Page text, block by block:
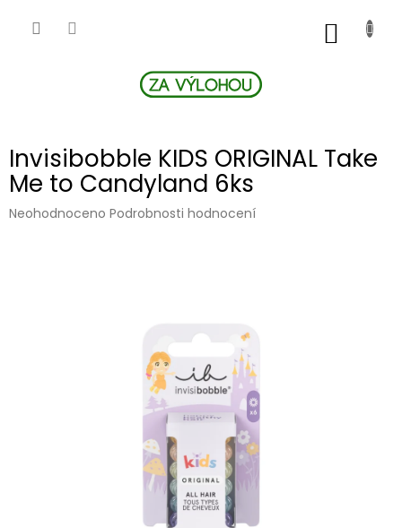
Invisibobble KIDS ORIGINAL Take
Me to Candyland 6ks
Průměrné
Neohodnoceno Podrobnosti hodnocení